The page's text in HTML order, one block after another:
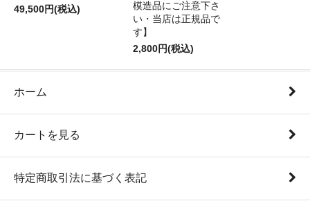
49,500円(税込)
模造品にご注意下さ
い・当店は正規品で
す】
2,800円(税込)
ホーム
カートを見る
特定商取引法に基づく表記